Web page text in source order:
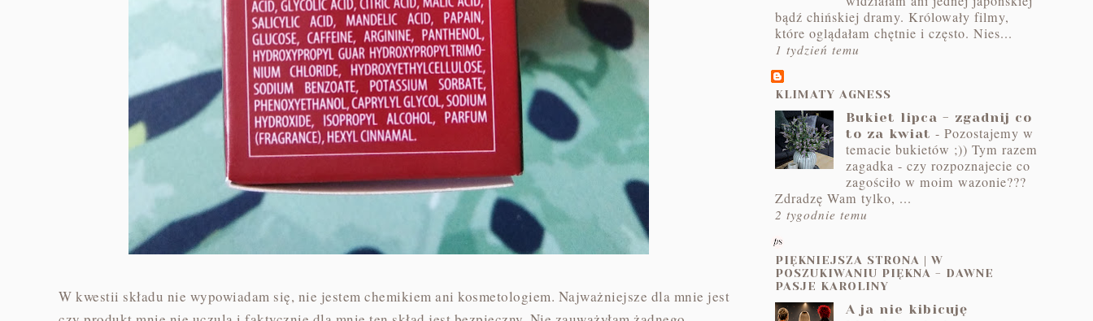
W kwestii składu nie wypowiadam się, nie jestem chemikiem ani kosmetologiem. Najważniejsze dla mnie jest
bądź chińskiej dramy. Królowały filmy,
które oglądałam chętnie i często. Nies...
1 tydzień temu
KLIMATY AGNESS
Bukiet lipca - zgadnij co
to za kwiat - Pozostajemy w
temacie bukietów ;)) Tym razem
zagadka - czy rozpoznajecie co
zagościło w moim wazonie???
Zdradzę Wam tylko, ...
2 tygodnie temu
PIĘKNIEJSZA STRONA | W
POSZUKIWANIU PIĘKNA - DAWNE
PASJE KAROLINY
A ja nie kibicuję